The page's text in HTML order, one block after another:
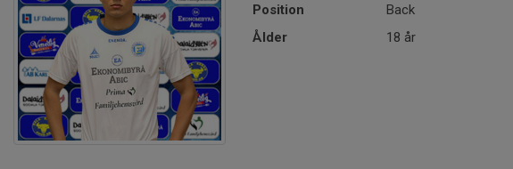
Position
Back
Ålder
18 år